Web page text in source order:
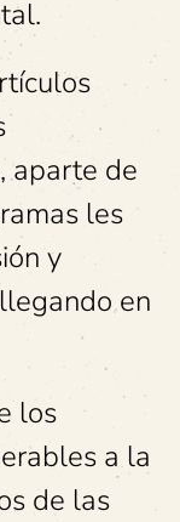
aparte de
les
y
en
los
a la
de las